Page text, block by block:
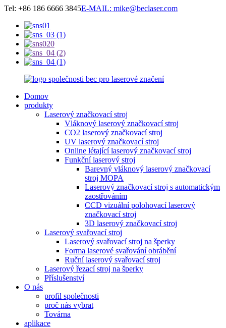
Tel: +86 186 6666 3845E-MAIL: mike@beclaser.com
Domov
produkty
Laserový značkovací stroj
Vláknový laserový značkovací stroj
CO2 laserový značkovací stroj
UV laserový značkovací stroj
Online létající laserový značkovací stroj
Funkční laserový stroj
Barevný vláknový laserový značkovací
stroj MOPA
Laserový značkovací stroj s automatickým
zaostřováním
CCD vizuální polohovací laserový
značkovací stroj
3D laserový značkovací stroj
Laserový svařovací stroj
Laserový svařovací stroj na šperky
Forma laserové svařování obrábění
Ruční laserový svařovací stroj
Laserový řezací stroj na šperky
Příslušenství
O nás
profil společnosti
proč nás vybrat
Továrna
aplikace